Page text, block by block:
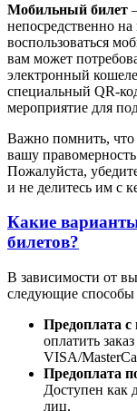
Мобильный билет
непосредственно
воспользоваться
вам может
электронный
специальный QR-
мероприятие для
Важно помнить,
вашу
Пожалуйста,
и не делитесь им с
Какие
билетов?
В зависимости от
следующие способы
Предоплата
оплатить
VISA/
Предоплата
Доступен как
лиц.